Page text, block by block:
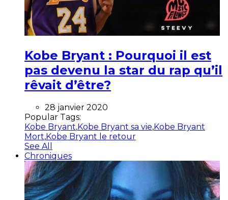
Kobe Bryant : Pourquoi il est
pas devenu la star du rap qu’il
rêvait d’être?
28 janvier 2020
Popular Tags:
Kobe Bryant,Kobe Bryant sa vie,Kobe Bryant
Mort,Kobe Bryant le retour
See All
Chroniques